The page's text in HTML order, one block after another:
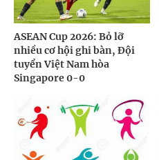
ASEAN Cup 2026: Bỏ lỡ
nhiều cơ hội ghi bàn, Đội
tuyển Việt Nam hòa
Singapore 0-0